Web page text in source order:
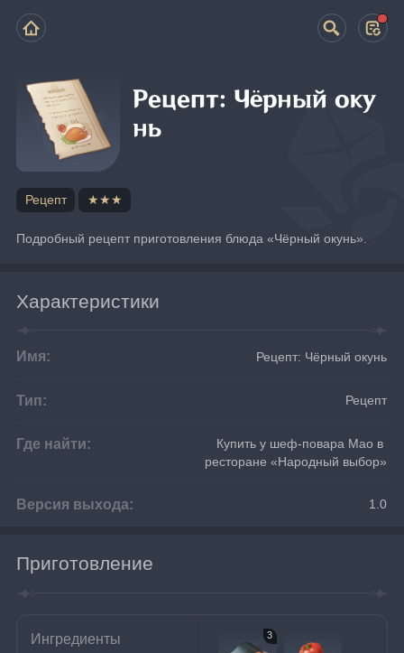
Рецепт: Чёрный оку
нь
Рецепт ★★★
Подробный рецепт приготовления блюда «Чёрный окунь».
Характеристики
Имя: Рецепт: Чёрный окунь
Тип: Рецепт
Где найти:
Купить у шеф-повара Мао в
ресторане «Народный выбор»
Версия выхода: 1.0
Приготовление
Ингредиенты 3